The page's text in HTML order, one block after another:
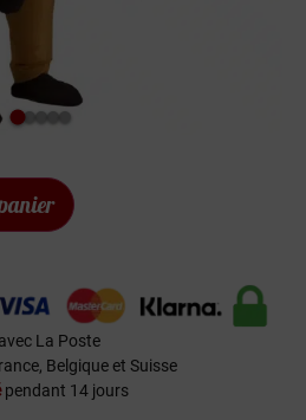
avec La Poste
Belgique et Suisse
pendant 14 jours